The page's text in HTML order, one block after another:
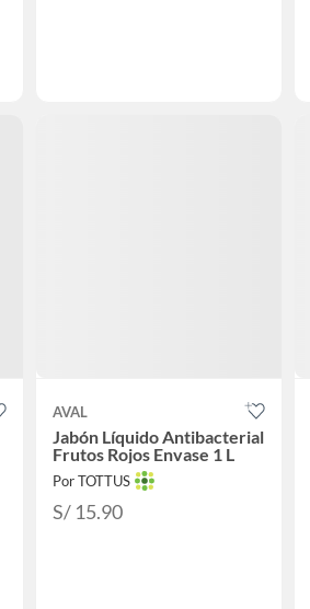
AVAL
Jabón Líquido Antibacterial
Frutos Rojos Envase 1 L
Por TOTTUS
S/ 15.90